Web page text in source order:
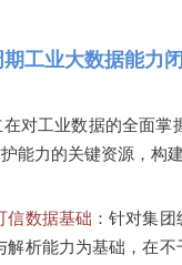
工业大数据能力
对工业数据的全面
能力的关键资源，构
信数据基础 ：针对集
析能力为基础，在